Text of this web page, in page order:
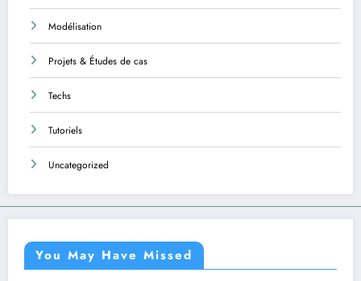
Modélisation
Projets & Études de cas
Techs
Tutoriels
Uncategorized
You May Have Missed